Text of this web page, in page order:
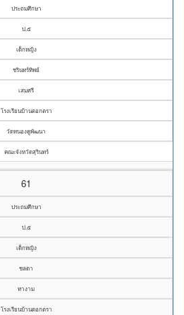
ประถมศึกษา
ป.๕
เด็กหญิง
ชรินทร์ทิพย์
เสมศรี
โรงเรียนบ้านตอกตรา
วัดหนองคูพัฒนา
คณะจังหวัดสุรินทร์
61
ประถมศึกษา
ป.๕
เด็กหญิง
ชลดา
ทางาม
โรงเรียนบ้านตอกตรา